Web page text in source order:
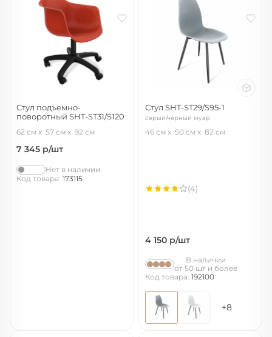
Стул подъемно-
поворотный SHT-ST31/S120
62 см 57 см 92 см
7 345 р/шт
Нет в наличии
Код товара: 173115
Стул SHT-ST29/S95-1
серый/черный муар
46 см 50 см 82 см
4 150 р/шт
(4)
В наличии
от 50 шт и более
Код товара: 192100
+8